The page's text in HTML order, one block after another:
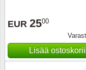
EUR 2500
Lisää